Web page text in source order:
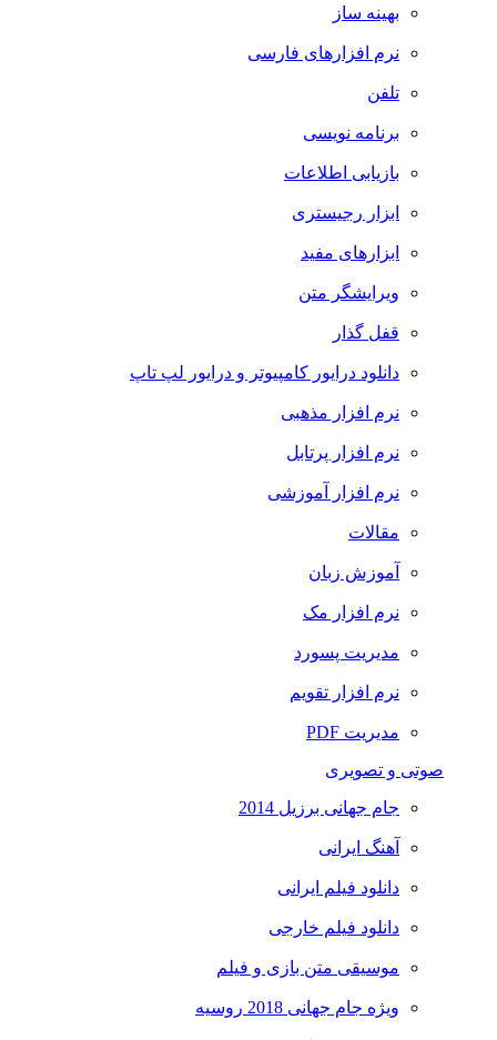
بهینه ساز
نرم افزارهای فارسی
تلفن
برنامه نویسی
بازیابی اطلاعات
ابزار رجیستری
ابزارهای مفید
ویرایشگر متن
قفل گذار
دانلود درایور کامپیوتر و درایور لپ تاپ
نرم افزار مذهبی
نرم افزار پرتابل
نرم افزار آموزشی
مقالات
آموزش زبان
نرم افزار مک
مدیریت پسورد
نرم افزار تقویم
مدیریت PDF
صوتی و تصویری
جام جهانی برزیل 2014
آهنگ ایرانی
دانلود فیلم ایرانی
دانلود فیلم خارجی
موسیقی متن بازی و فیلم
ویژه جام جهانی 2018 روسیه